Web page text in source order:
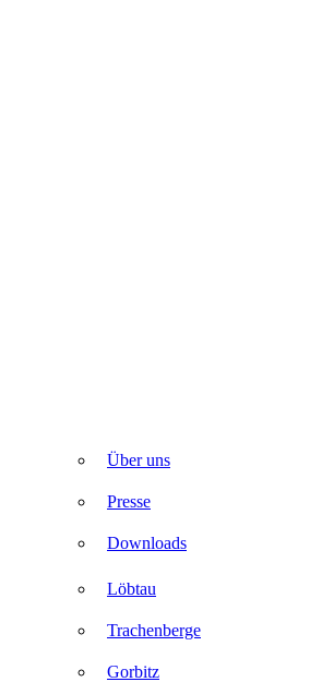
Löbtau
Trachenberge
Gorbitz
Über uns
Presse
Downloads